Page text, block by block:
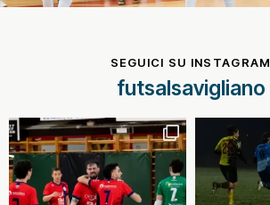
SEGUICI SU INSTAGRAM
futsalsavigliano